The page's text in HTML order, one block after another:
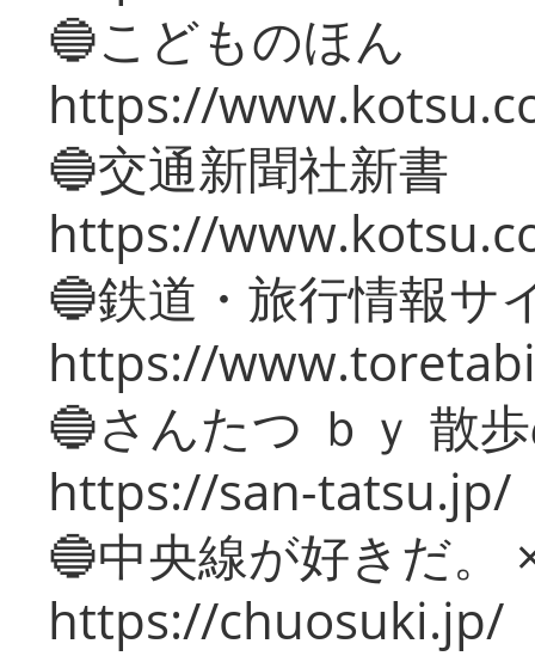
🔵こどものほん
https://
🔵交通新聞社新書
https://
🔵鉄道・旅行情報サ
https://
🔵さんたつ ｂｙ 散
https://san-tatsu.jp/
🔵中央線が好きだ。
https://chuosuki.jp/